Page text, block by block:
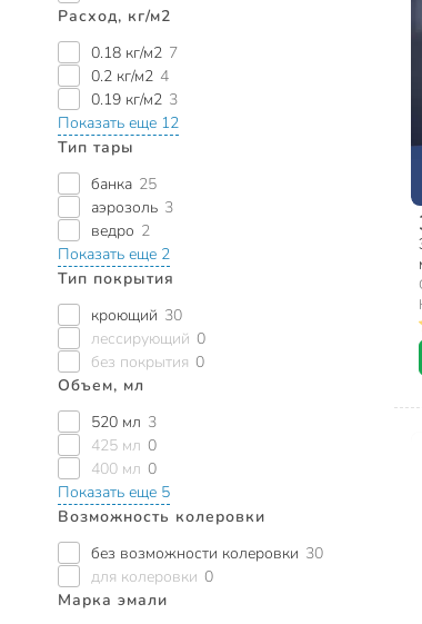
Расход, кг/м2
0.18 кг/м2 7
0.2 кг/м2 4
0.19 кг/м2 3
Показать еще 12
Тип тары
банка 25
аэрозоль 3
ведро 2
Показать еще 2
Тип покрытия
кроющий 30
лессирующий 0
без покрытия 0
Объем, мл
520 мл 3
425 мл 0
400 мл 0
Показать еще 5
Возможность колеровки
без возможности колеровки 30
для колеровки 0
Марка эмали